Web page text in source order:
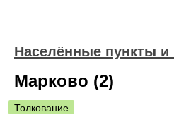
Населённые пункты и
Марково (2)
Толкование